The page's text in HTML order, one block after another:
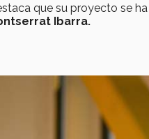
que su proyecto se
Ibarra.